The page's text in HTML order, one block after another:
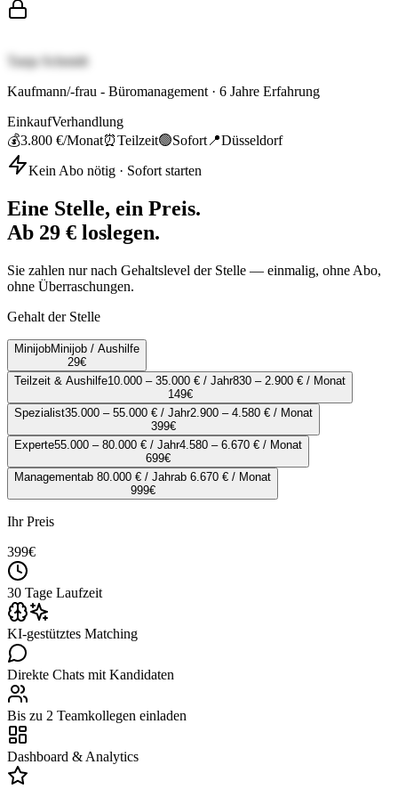
Tanja Schmidt
Kaufmann/-frau - Büromanagement · 6 Jahre Erfahrung
EinkaufVerhandlung
💰3.800 €/Monat⏰Teilzeit🟢Sofort 📍Düsseldorf
Kein Abo nötig · Sofort starten
Eine Stelle, ein Preis.
Ab 29 € loslegen.
Sie zahlen nur nach Gehaltslevel der Stelle — einmalig, ohne Abo,
ohne Überraschungen.
Gehalt der Stelle
MinijobMinijob / Aushilfe
29€
Teilzeit & Aushilfe10.000 – 35.000 € / Jahr830 – 2.900 € / Monat
149€
Spezialist35.000 – 55.000 € / Jahr2.900 – 4.580 € / Monat
399€
Experte55.000 – 80.000 € / Jahr4.580 – 6.670 € / Monat
699€
Managementab 80.000 € / Jahrab 6.670 € / Monat
999€
Ihr Preis
399€
30 Tage Laufzeit
KI-gestütztes Matching
Direkte Chats mit Kandidaten
Bis zu 2 Teamkollegen einladen
Dashboard & Analytics